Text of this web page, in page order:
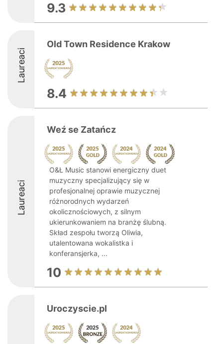
9.3
Laureaci
Old Town Residence Krakow
8.4
Laureaci
Weź se Zatańcz
O&Ł Music stanowi energiczny duet
muzyczny specjalizujący się w
profesjonalnej oprawie muzycznej
różnorodnych wydarzeń
okolicznościowych, z silnym
ukierunkowaniem na branżę ślubną.
Skład zespołu tworzą Oliwia,
utalentowana wokalistka i
konferansjerka, ...
10
Uroczyscie.pl